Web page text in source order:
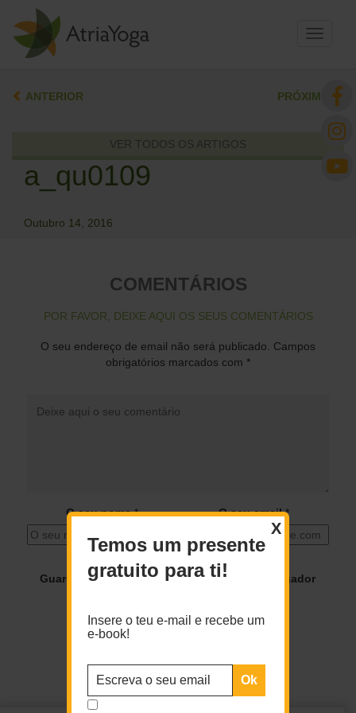
Toggle
ANTERIOR PRÓXIMO
VER TODOS OS ARTIGOS
a_qu0109
Outubro 14, 2016
COMENTÁRIOS
POR FAVOR, DEIXE AQUI OS SEUS COMENTÁRIOS
O seu endereço de email não será publicado.
Campos
obrigatórios marcados com *
O seu nome * O seu email *
Guardar o meu nome, email e site neste navegador
Temos um presente
gratuito para ti!
Insere o teu e-mail e recebe um
e-book!
X